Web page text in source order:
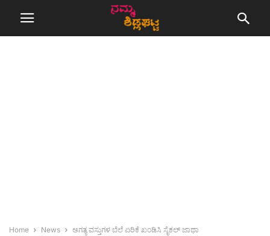
Home News ಅಗತ್ಯ ವಸ್ತುಗಳ ಬೆಲೆ ಏರಿಕೆ ಖಂಡಿಸಿ ಸೈಕಲ್ ಜಾಥಾ